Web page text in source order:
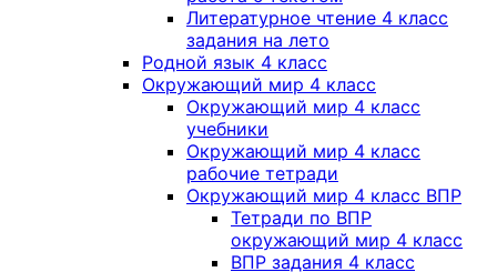
Литературное чтение 4 класс
задания на лето
Родной язык 4 класс
Окружающий мир 4 класс
Окружающий мир 4 класс
учебники
Окружающий мир 4 класс
рабочие тетради
Окружающий мир 4 класс ВПР
Тетради по ВПР
окружающий мир 4 класс
ВПР задания 4 класс